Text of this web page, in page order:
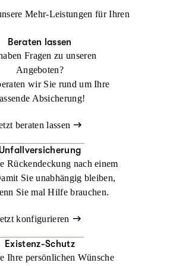
Beraten lassen
Mit der
sind Sie weltweit bestens
Beraten lassen
Mehr-Leistungen für Ihren
Beraten lassen
Fragen zu unseren
Angeboten?
wir Sie rund um Ihre
Absicherung!
beraten lassen
Unfallversicherung
Rückendeckung nach einem
Sie unabhängig bleiben,
Sie mal Hilfe brauchen.
konfigurieren
Existenz-Schutz
Ihre persönlichen Wünsche